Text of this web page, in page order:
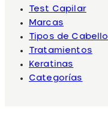
Test Capilar
Marcas
Tipos de Cabello
Tratamientos
Keratinas
Categorías